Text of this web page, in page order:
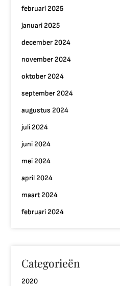
februari 2025
januari 2025
december 2024
november 2024
oktober 2024
september 2024
augustus 2024
juli 2024
juni 2024
mei 2024
april 2024
maart 2024
februari 2024
Categorieën
2020